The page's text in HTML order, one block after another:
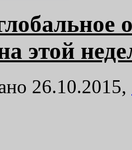
этой
26.10.2015,